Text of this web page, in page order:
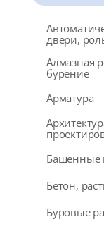
двери,
Алмазная
бурение
Арматура
Башенные
Бетон,
Буровые